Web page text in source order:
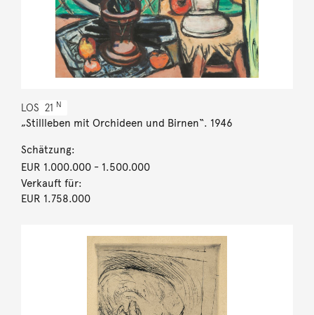
LOS 21 N
„Stillleben mit Orchideen und Birnen“. 1946
Schätzung:
EUR 1.000.000- 1.500.000
Verkauft für:
EUR 1.758.000